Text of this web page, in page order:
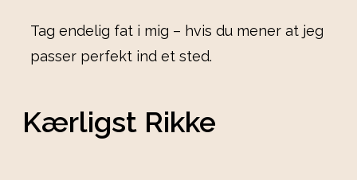
Tag endelig fat i mig – hvis du mener at jeg
passer perfekt ind et sted.
Kærligst Rikke